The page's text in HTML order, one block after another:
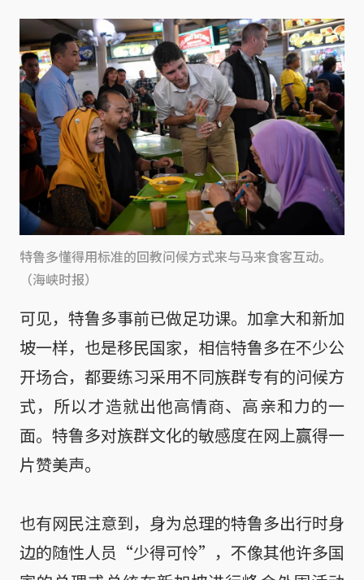
特鲁多懂得用标准的回教问候方式来与马来食客互动。
（海峡时报）
可见，特鲁多事前已做足功课。加拿大和新加
坡一样，也是移民国家，相信特鲁多在不少公
开场合，都要练习采用不同族群专有的问候方
式，所以才造就出他高情商、高亲和力的一
面。特鲁多对族群文化的敏感度在网上赢得一
片赞美声。
也有网民注意到，身为总理的特鲁多出行时身
边的随性人员“少得可怜”，不像其他许多国